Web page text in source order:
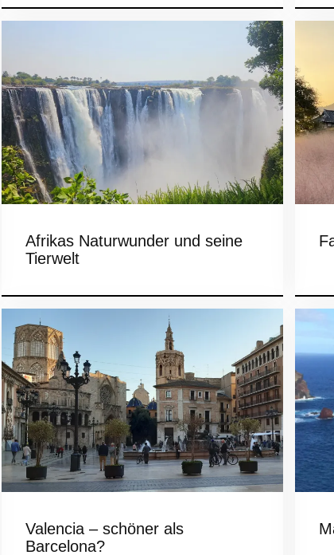
Afrikas Naturwunder und seine
Tierwelt
Valencia – schöner als
Barcelona?